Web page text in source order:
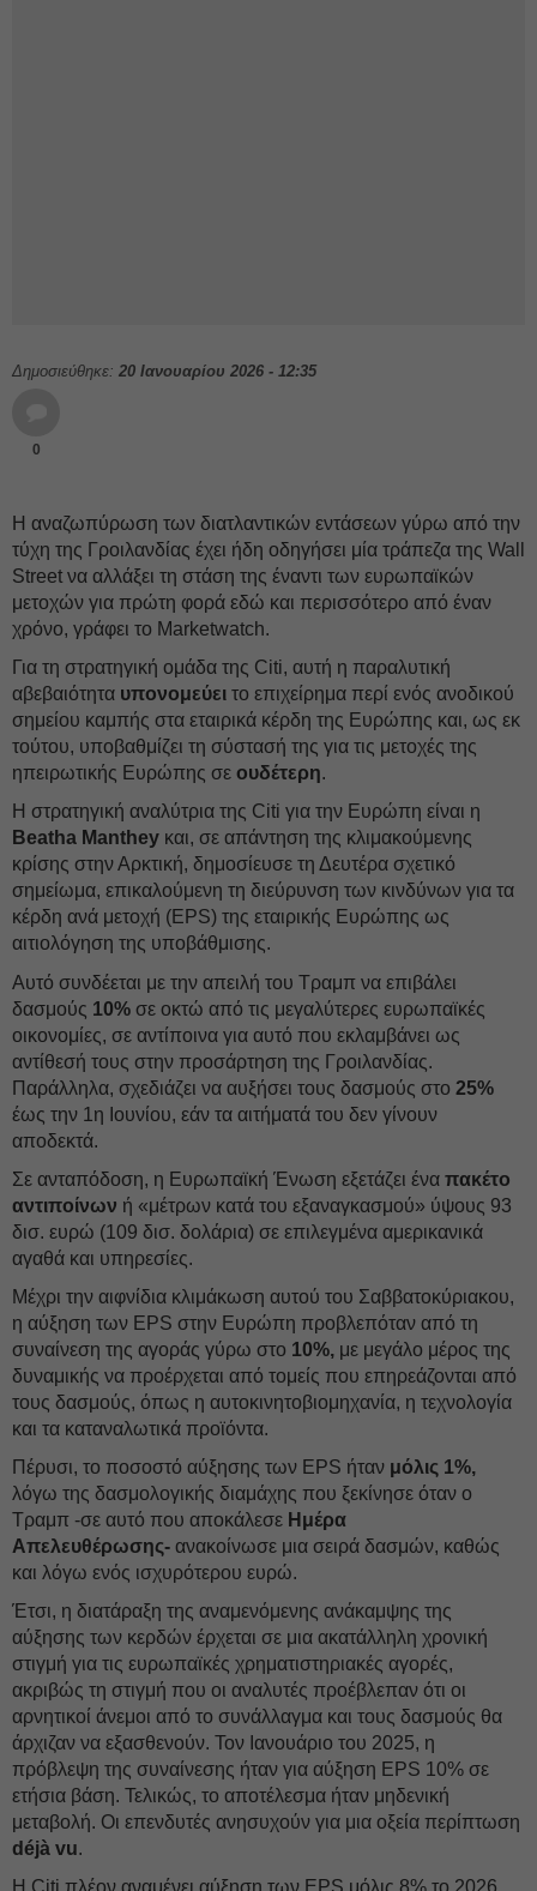
Δημοσιεύθηκε: 20 Ιανουαρίου 2026 - 12:35
0
Η αναζωπύρωση των διατλαντικών εντάσεων γύρω από την
τύχη της Γροιλανδίας έχει ήδη οδηγήσει μία τράπεζα της Wall
Street να αλλάξει τη στάση της έναντι των ευρωπαϊκών
μετοχών για πρώτη φορά εδώ και περισσότερο από έναν
χρόνο, γράφει το Marketwatch.
Για τη στρατηγική ομάδα της Citi, αυτή η παραλυτική
αβεβαιότητα υπονομεύει το επιχείρημα περί ενός ανοδικού
σημείου καμπής στα εταιρικά κέρδη της Ευρώπης και, ως εκ
τούτου, υποβαθμίζει τη σύστασή της για τις μετοχές της
ηπειρωτικής Ευρώπης σε ουδέτερη.
Η στρατηγική αναλύτρια της Citi για την Ευρώπη είναι η
Beatha Manthey και, σε απάντηση της κλιμακούμενης
κρίσης στην Αρκτική, δημοσίευσε τη Δευτέρα σχετικό
σημείωμα, επικαλούμενη τη διεύρυνση των κινδύνων για τα
κέρδη ανά μετοχή (EPS) της εταιρικής Ευρώπης ως
αιτιολόγηση της υποβάθμισης.
Αυτό συνδέεται με την απειλή του Τραμπ να επιβάλει
δασμούς 10% σε οκτώ από τις μεγαλύτερες ευρωπαϊκές
οικονομίες, σε αντίποινα για αυτό που εκλαμβάνει ως
αντίθεσή τους στην προσάρτηση της Γροιλανδίας.
Παράλληλα, σχεδιάζει να αυξήσει τους δασμούς στο 25%
έως την 1η Ιουνίου, εάν τα αιτήματά του δεν γίνουν
αποδεκτά.
Σε ανταπόδοση, η Ευρωπαϊκή Ένωση εξετάζει ένα πακέτο
αντιποίνων ή «μέτρων κατά του εξαναγκασμού» ύψους 93
δισ. ευρώ (109 δισ. δολάρια) σε επιλεγμένα αμερικανικά
αγαθά και υπηρεσίες.
Μέχρι την αιφνίδια κλιμάκωση αυτού του Σαββατοκύριακου,
η αύξηση των EPS στην Ευρώπη προβλεπόταν από τη
συναίνεση της αγοράς γύρω στο 10%, με μεγάλο μέρος της
δυναμικής να προέρχεται από τομείς που επηρεάζονται από
τους δασμούς, όπως η αυτοκινητοβιομηχανία, η τεχνολογία
και τα καταναλωτικά προϊόντα.
Πέρυσι, το ποσοστό αύξησης των EPS ήταν μόλις 1%,
λόγω της δασμολογικής διαμάχης που ξεκίνησε όταν ο
Τραμπ -σε αυτό που αποκάλεσε Ημέρα
Απελευθέρωσης- ανακοίνωσε μια σειρά δασμών, καθώς
και λόγω ενός ισχυρότερου ευρώ.
Έτσι, η διατάραξη της αναμενόμενης ανάκαμψης της
αύξησης των κερδών έρχεται σε μια ακατάλληλη χρονική
στιγμή για τις ευρωπαϊκές χρηματιστηριακές αγορές,
ακριβώς τη στιγμή που οι αναλυτές προέβλεπαν ότι οι
αρνητικοί άνεμοι από το συνάλλαγμα και τους δασμούς θα
άρχιζαν να εξασθενούν. Τον Ιανουάριο του 2025, η
πρόβλεψη της συναίνεσης ήταν για αύξηση EPS 10% σε
ετήσια βάση. Τελικώς, το αποτέλεσμα ήταν μηδενική
μεταβολή. Οι επενδυτές ανησυχούν για μια οξεία περίπτωση
déjà vu.
Η Citi πλέον αναμένει αύξηση των EPS μόλις 8% το 2026,